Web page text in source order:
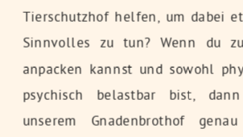
Tierschutzhof helfen, um dabei
Sinnvolles zu tun? Wenn du
anpacken kannst und sowohl
psychisch belastbar bist,
unserem Gnadenbrothof